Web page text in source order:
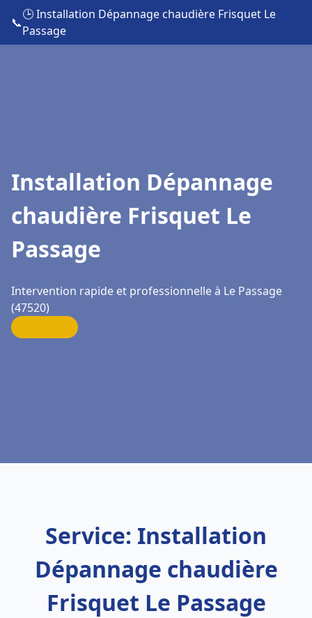
📞
🕒 Installation Dépannage chaudière Frisquet Le
Passage
Installation Dépannage
chaudière Frisquet Le
Passage
Intervention rapide et professionnelle à Le Passage
(47520)
Service: Installation
Dépannage chaudière
Frisquet Le Passage